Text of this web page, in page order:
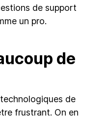
de support
un pro.
de
de
frustrant. On en